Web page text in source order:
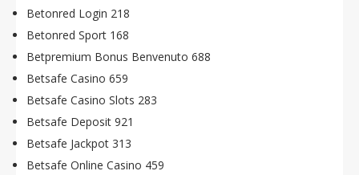
Betonred Login 218
Betonred Sport 168
Betpremium Bonus Benvenuto 688
Betsafe Casino 659
Betsafe Casino Slots 283
Betsafe Deposit 921
Betsafe Jackpot 313
Betsafe Online Casino 459